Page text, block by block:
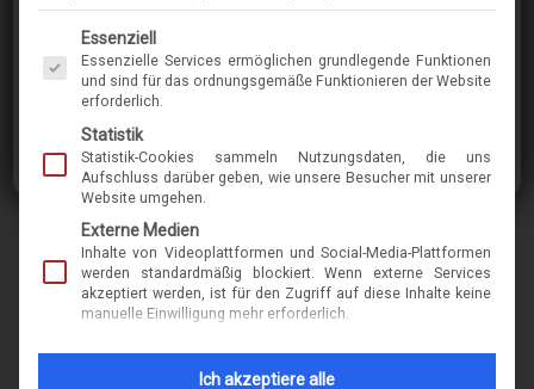
Marke dior
Name
Modell-Nr. 10349
NACHHALTIGKEIT &
Es folgt eine Liste der Service-Gruppen, für die eine Einwilligung erteilt werden kann. Die
Essenziell
Essenzielle Services ermöglichen grundlegende Funktionen
und sind für das ordnungsgemäße Funktionieren der Website
erforderlich.
Statistik
Statistik-Cookies sammeln Nutzungsdaten, die uns
Aufschluss darüber geben, wie unsere Besucher mit unserer
Website umgehen.
Externe Medien
Inhalte von Videoplattformen und Social-Media-Plattformen
werden standardmäßig blockiert. Wenn externe Services
akzeptiert werden, ist für den Zugriff auf diese Inhalte keine
manuelle Einwilligung mehr erforderlich.
Ich akzeptiere alle